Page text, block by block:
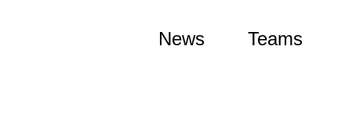
News Teams